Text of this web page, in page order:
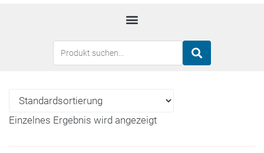
Einzelnes Ergebnis wird angezeigt